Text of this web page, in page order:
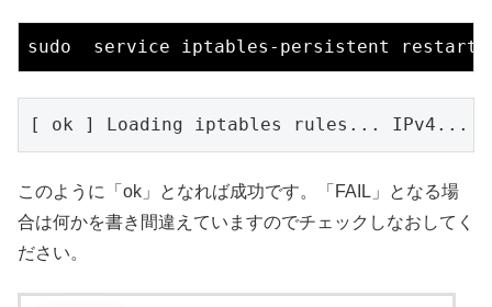
このように「ok」となれば成功です。「FAIL」となる場
合は何かを書き間違えていますのでチェックしなおしてく
ださい。